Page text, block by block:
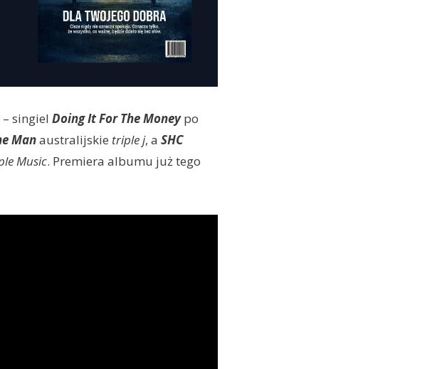
singiel Doing It For The Moneypo
Manaustralijskie triple j, a SHC
Music. Premiera albumu już tego